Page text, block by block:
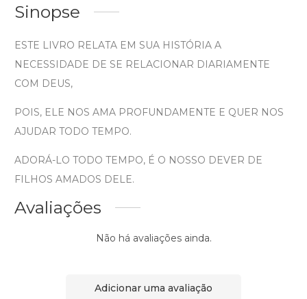
Sinopse
ESTE LIVRO RELATA EM SUA HISTÓRIA A
NECESSIDADE DE SE RELACIONAR DIARIAMENTE
COM DEUS,
POIS, ELE NOS AMA PROFUNDAMENTE E QUER NOS
AJUDAR TODO TEMPO.
ADORÁ-LO TODO TEMPO, É O NOSSO DEVER DE
FILHOS AMADOS DELE.
Avaliações
Não há avaliações ainda.
Adicionar uma avaliação